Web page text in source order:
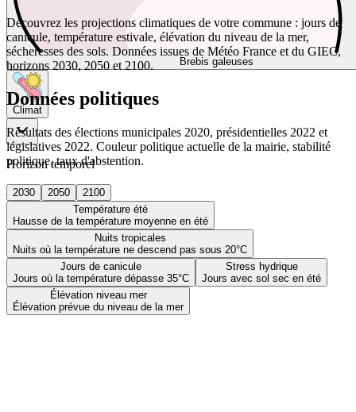
Brebis galeuses
Climat
Horizon temporel
2030 2050
2100
Température été
Hausse de la température moyenne en été
Nuits tropicales
Nuits où la température ne descend pas sous 20°C
Jours de canicule
Jours où la température dépasse 35°C
Stress hydrique
Jours avec sol sec en été
Élévation niveau mer
Élévation prévue du niveau de la mer
Découvrez les projections climatiques de votre commune : jours de
canicule, température estivale, élévation du niveau de la mer,
sécheresses des sols. Données issues de Météo France et du GIEC,
horizons 2030, 2050 et 2100.
Données politiques
Résultats des élections municipales 2020, présidentielles 2022 et
législatives 2022. Couleur politique actuelle de la mairie, stabilité
politique, taux d'abstention.